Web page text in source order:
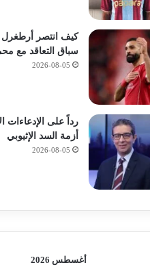
كيف انتصر
سباق التعاقد مع
2026-08-05
رداً على الإدعاءات
أزمة السد الإثيوبي
2026-08-05
أغسطس 2026